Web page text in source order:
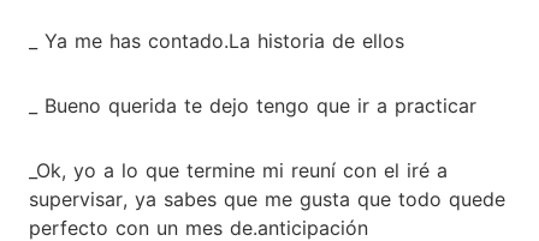
_ Ya me has contado.La historia de ellos
_ Bueno querida te dejo tengo que ir a practicar
_Ok, yo a lo que termine mi reuní con el iré a
supervisar, ya sabes que me gusta que todo quede
perfecto con un mes de.anticipación